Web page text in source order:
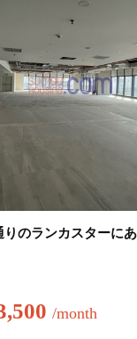
りのランカスターに
/month